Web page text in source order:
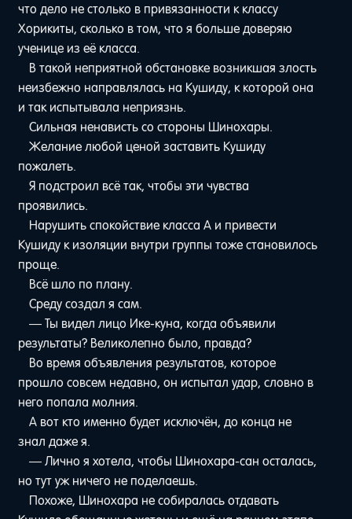
что дело не столько в привязанности к классу
Хорикиты, сколько в том, что я больше доверяю
ученице из её класса.
В такой неприятной обстановке возникшая злость
неизбежно направлялась на Кушиду, к которой она
и так испытывала неприязнь.
Сильная ненависть со стороны Шинохары.
Желание любой ценой заставить Кушиду
пожалеть.
Я подстроил всё так, чтобы эти чувства
проявились.
Нарушить спокойствие класса A и привести
Кушиду к изоляции внутри группы тоже становилось
проще.
Всё шло по плану.
Среду создал я сам.
— Ты видел лицо Ике-куна, когда объявили
результаты? Великолепно было, правда?
Во время объявления результатов, которое
прошло совсем недавно, он испытал удар, словно в
него попала молния.
А вот кто именно будет исключён, до конца не
знал даже я.
— Лично я хотела, чтобы Шинохара-сан осталась,
но тут уж ничего не поделаешь.
Похоже, Шинохара не собиралась отдавать